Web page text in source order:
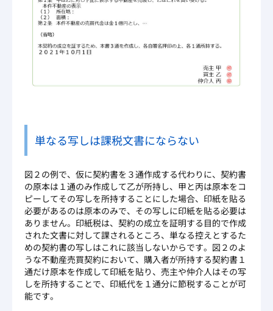
単なる写しは課税文書にならない
図２の例で、仮に契約書を３通作成する代わりに、契約書
の原本は１通のみ作成して乙が所持し、甲と丙は原本をコ
ピーしてその写しを所持することにした場合、印紙を貼る
必要があるのは原本のみで、その写しに印紙を貼る必要は
ありません。印紙税は、契約の成立を証明する目的で作成
された文書に対して課されるところ、単なる控えとするた
めの契約書の写しはこれに該当しないからです。図２のよ
うな不動産売買契約において、購入者が所持する契約書１
通だけ原本を作成して印紙を貼り、売主や仲介人はその写
しを所持することで、印紙代を１通分に節税することが可
能です。